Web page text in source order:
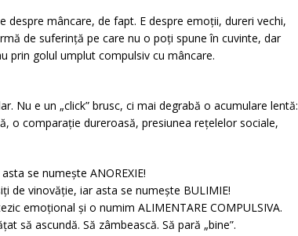
mâncare, de fapt. E despre emoții, dureri vechi,
de suferință pe care nu o poți spune în cuvinte, dar
prin golul umplut compulsiv cu mâncare.
Nu e un „click” brusc, ci mai degrabă o acumulare lentă:
o comparație dureroasă, presiunea rețelelor sociale,
se numește ANOREXIE!
de vinovăție, iar asta se numește BULIMIE!
emoțional și o numim ALIMENTARE COMPULSIVA.
să ascundă. Să zâmbească. Să pară „bine”.